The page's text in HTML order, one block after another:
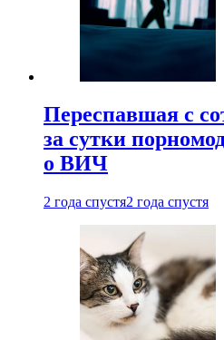
Переспавшая с
за сутки
о ВИЧ
2 года спустя2 года спустя